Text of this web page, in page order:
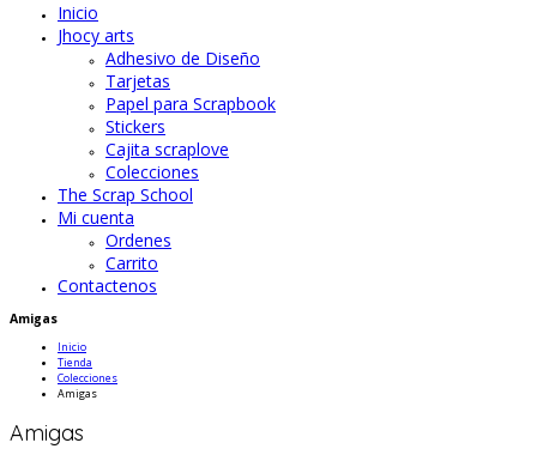
Inicio
Jhocy arts
Adhesivo de Diseño
Tarjetas
Papel para Scrapbook
Stickers
Cajita scraplove
Colecciones
The Scrap School
Mi cuenta
Ordenes
Carrito
Contactenos
Amigas
Inicio
Tienda
Colecciones
Amigas
Amigas